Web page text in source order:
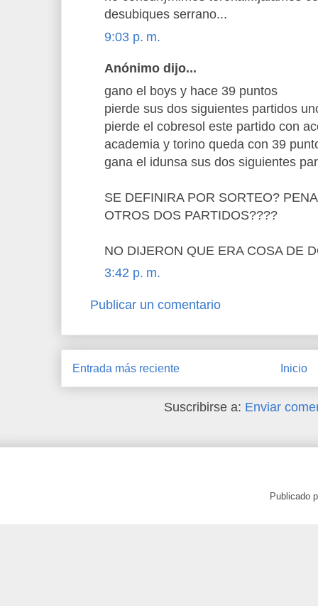
desubiques serrano...
9:03 p. m.
Anónimo dijo...
gano el boys y hace 39 puntos
pierde sus dos siguientes partidos
pierde el cobresol este partido con
academia y torino queda con 39
gana el idunsa sus dos siguientes
SE DEFINIRA POR SORTEO?
OTROS DOS PARTIDOS????
NO DIJERON QUE ERA COSA DE
3:42 p. m.
Publicar un comentario
Entrada más reciente Inicio
Suscribirse a: Enviar
Publicado